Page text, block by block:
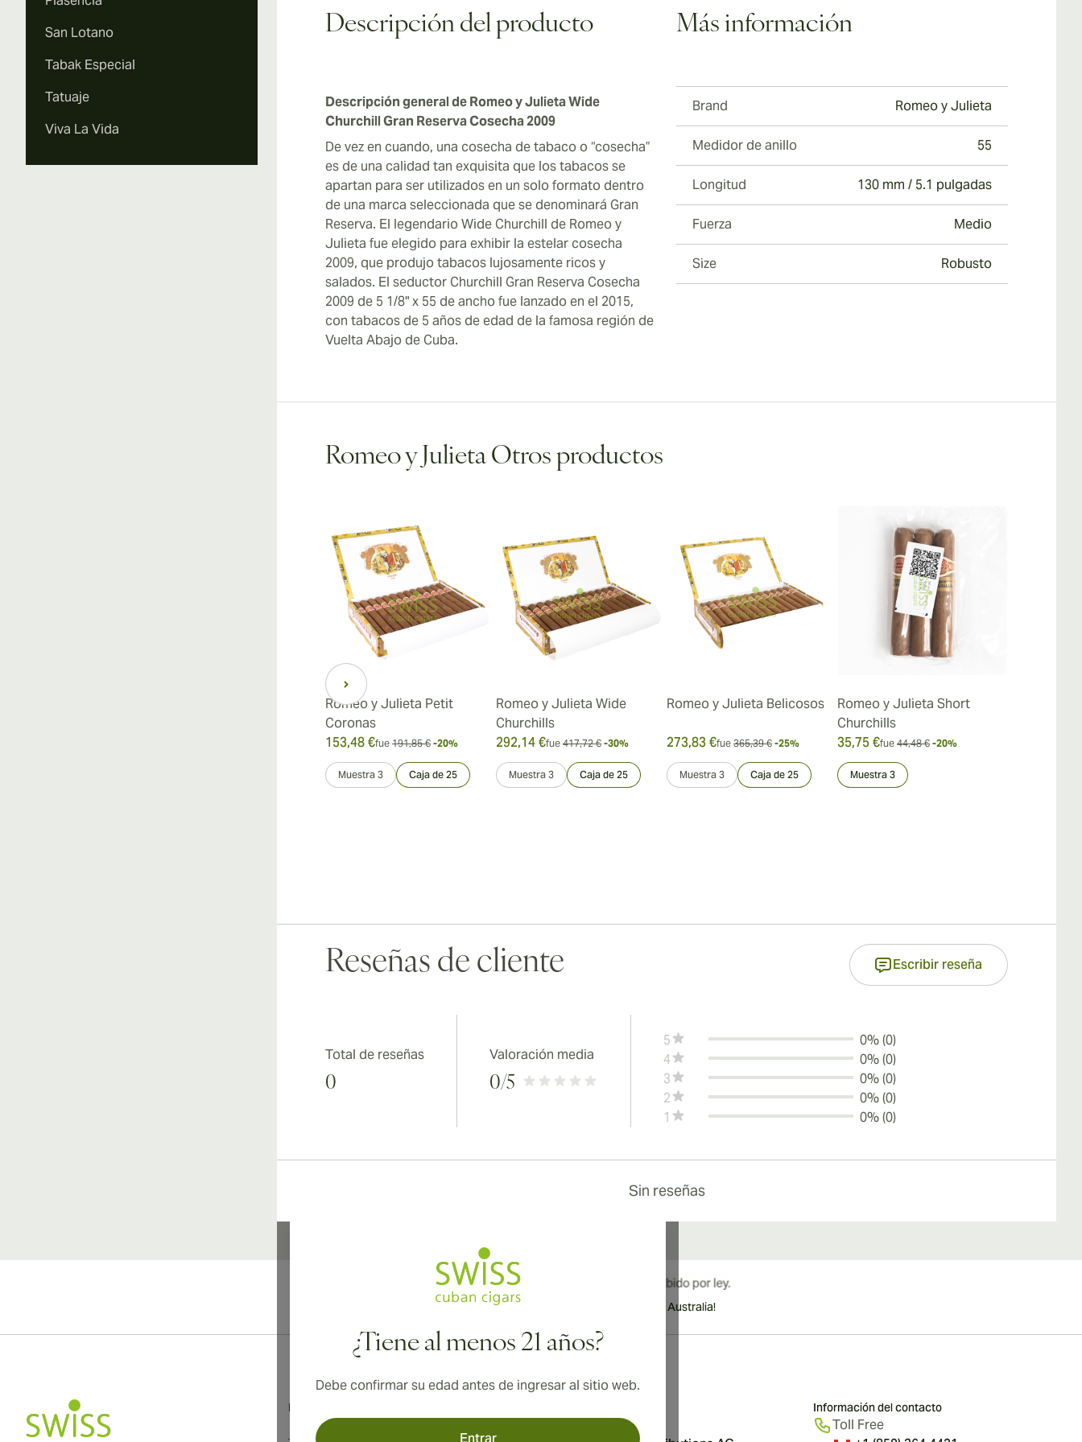
San Lotano
Tabak Especial
Tatuaje
Viva La Vida
tesoros a su colección hoy mismo.
Descripción del producto
Descripción general de Romeo y Julieta Wide
Churchill Gran Reserva Cosecha 2009
De vez en cuando, una cosecha de tabaco o “cosecha”
es de una calidad tan exquisita que los tabacos se
apartan para ser utilizados en un solo formato dentro
de una marca seleccionada que se denominará Gran
Reserva. El legendario Wide Churchill de Romeo y
Julieta fue elegido para exhibir la estelar cosecha
2009, que produjo tabacos lujosamente ricos y
salados. El seductor Churchill Gran Reserva Cosecha
2009 de 5 1/8" x 55 de ancho fue lanzado en el 2015,
con tabacos de 5 años de edad de la famosa región de
Vuelta Abajo de Cuba.
Más información
Brand Romeo y Julieta
Medidor de anillo 55
Longitud 130 mm / 5.1 pulgadas
Fuerza Medio
Size Robusto
Romeo y Julieta Otros productos
Romeo y Julieta Petit
Coronas
153,48 €fue 191,85 € -20%
Muestra 3 Caja de 25
Romeo y Julieta Wide
Churchills
292,14 €fue 417,72 € -30%
Muestra 3 Caja de 25
Romeo y Julieta Belicosos
273,83 €fue 365,39 € -25%
Muestra 3 Caja de 25
Romeo y Julieta Short
Churchills
35,75 €fue 44,48 € -20%
Muestra 3
Reseñas de cliente Escribir reseña
Total de reseñas
0
Valoración media
0/5
5
0% (0)
4
0% (0)
3
0% (0)
2
0% (0)
1
0% (0)
Sin reseñas
¿Tiene al menos 21 años?
Debe confirmar su edad antes de ingresar al sitio web.
Entrar
¡Envío internacional disponible a Canadá, Reino Unido y Australia!
Información Información del contacto
Toll Free